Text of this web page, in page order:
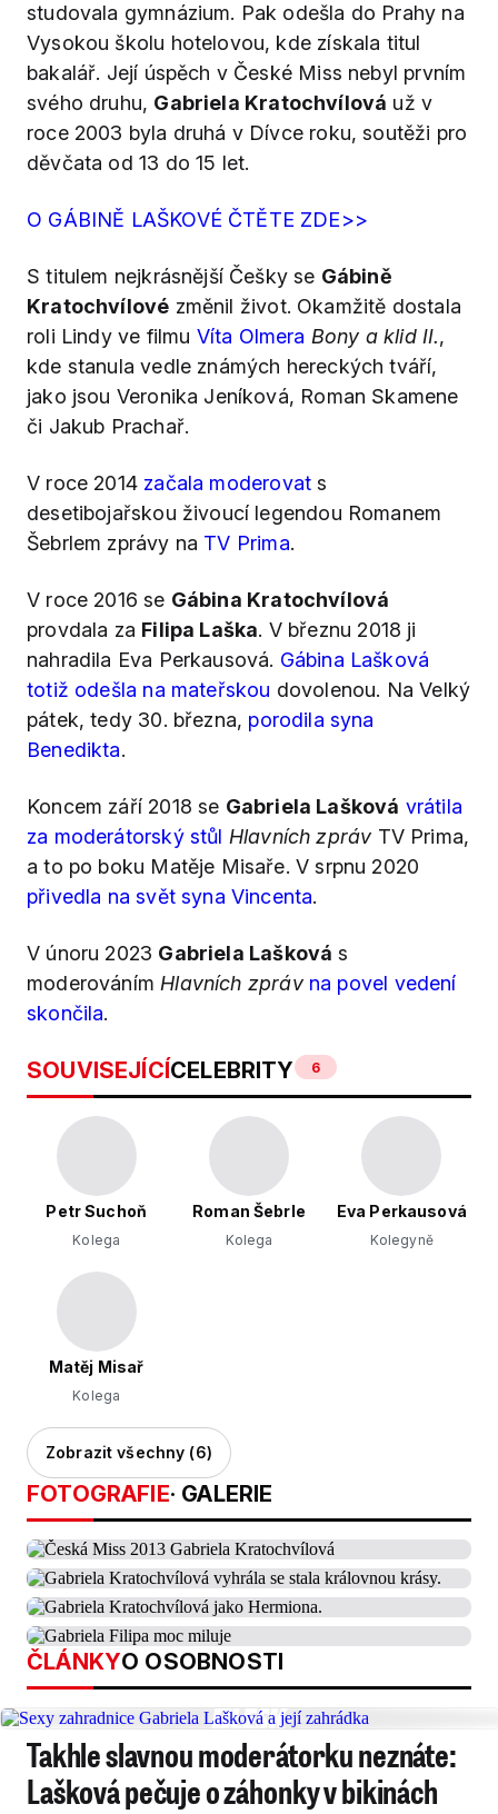
studovala gymnázium. Pak odešla do Prahy na
Vysokou školu hotelovou, kde získala titul
bakalář. Její úspěch v České Miss nebyl prvním
svého druhu, Gabriela Kratochvílová už v
roce 2003 byla druhá v Dívce roku, soutěži pro
děvčata od 13 do 15 let.
O GÁBINĚ LAŠKOVÉ ČTĚTE ZDE>>
S titulem nejkrásnější Češky se Gábině
Kratochvílové změnil život. Okamžitě dostala
roli Lindy ve filmu Víta Olmera Bony a klid II.,
kde stanula vedle známých hereckých tváří,
jako jsou Veronika Jeníková, Roman Skamene
či Jakub Prachař.
V roce 2014 začala moderovat s
desetibojařskou živoucí legendou Romanem
Šebrlem zprávy na TV Prima.
V roce 2016 se Gábina Kratochvílová
provdala za Filipa Laška. V březnu 2018 ji
nahradila Eva Perkausová. Gábina Lašková
totiž odešla na mateřskou dovolenou. Na Velký
pátek, tedy 30. března, porodila syna
Benedikta.
Koncem září 2018 se Gabriela Lašková vrátila
za moderátorský stůl Hlavních zpráv TV Prima,
a to po boku Matěje Misaře. V srpnu 2020
přivedla na svět syna Vincenta.
V únoru 2023 Gabriela Lašková s
moderováním Hlavních zpráv na povel vedení
skončila.
SOUVISEJÍCÍCELEBRITY 6
Petr Suchoň
Kolega
Roman Šebrle
Kolega
Eva Perkausová
Kolegyně
Matěj Misař
Kolega
Zobrazit všechny (6)
FOTOGRAFIE· GALERIE
ČLÁNKYO OSOBNOSTI
Takhle slavnou moderátorku neznáte:
Lašková pečuje o záhonky v bikinách